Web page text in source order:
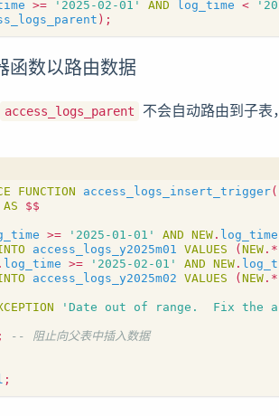
>= '2025-02-01' AND log_time <
);
函数以路由数据
access_logs_parent
不会自动路由到子
FUNCTION access_logs_insert_trigger
AS
$$
>= '2025-01-01' AND NEW . log_time
access_logs_y2025m01 VALUES ( NEW . *
. log_time >= '2025-02-01' AND NEW .
access_logs_y2025m02 VALUES ( NEW . *
'Date out of range.  Fix the
;
;